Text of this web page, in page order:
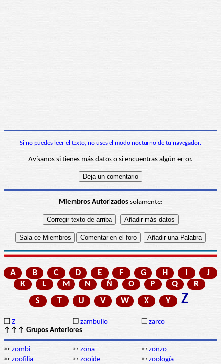
Si no puedes leer el texto, no uses el modo nocturno de tu navegador.
Avísanos si tienes más datos o si encuentras algún error.
Miembros Autorizadossolamente:
A B C D E F G H I
J
K
L M N Ñ O P Q
R
S
T U V W X Y Z
❒ Z ❒ zambullo ❒ zarco
↑↑↑ Grupos Anteriores
➳ zombi ➳ zona ➳ zonzo
➳ zoofilia ➳ zooide ➳ zoología